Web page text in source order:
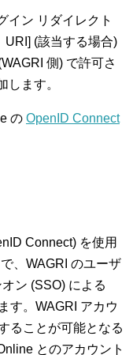
イン リダイレクト
URI] (該当する場合)
側) で許可さ
します。
の OpenID Connect
Connect) を使用
、WAGRI のユーザ
ン (SSO) による
す。WAGRI アカウ
ることが可能となる
とのアカウント